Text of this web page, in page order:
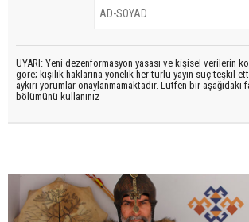
UYARI: Yeni dezenformasyon yasası ve kişisel verilerin
göre; kişilik haklarına yönelik her türlü yayın suç teşkil
aykırı yorumlar onaylanmamaktadır. Lütfen bir aşağıdaki
bölümünü kullanınız